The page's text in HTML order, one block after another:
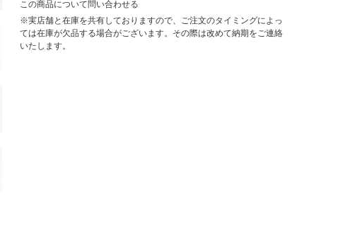
この商品について問い合わせる
※実店舗と在庫を共有しておりますので、ご注文のタイミングによっ
ては在庫が欠品する場合がございます。その際は改めて納期をご連絡
いたします。